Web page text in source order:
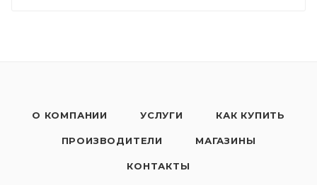
О КОМПАНИИ УСЛУГИ КАК КУПИТЬ
ПРОИЗВОДИТЕЛИ МАГАЗИНЫ
КОНТАКТЫ